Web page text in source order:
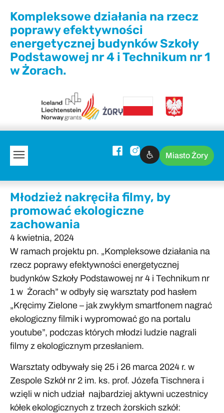
Kompleksowe działania na rzecz
poprawy efektywności
energetycznej budynków Szkoły
Podstawowej nr 4 i Technikum nr 1
w Żorach.
Miasto Żory
Młodzież nakręciła filmy, by
promować ekologiczne
zachowania
4 kwietnia, 2024
W ramach projektu pn. „Kompleksowe działania na
rzecz poprawy efektywności energetycznej
budynków Szkoły Podstawowej nr 4 i Technikum nr
1 w Żorach” w odbyły się warsztaty pod hasłem
„Kręcimy Zielone – jak zwykłym smartfonem nagrać
ekologiczny filmik i wypromować go na portalu
youtube”, podczas których młodzi ludzie nagrali
filmy z ekologicznym przesłaniem.
Warsztaty odbywały się 25 i 26 marca 2024 r. w
Zespole Szkół nr 2 im. ks. prof. Józefa Tischnera i
wzięli w nich udział najbardziej aktywni uczestnicy
kółek ekologicznych z trzech żorskich szkół: